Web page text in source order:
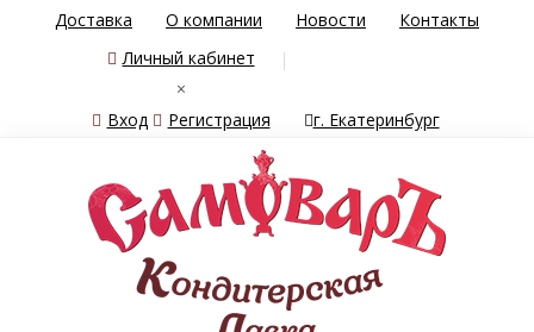
Доставка О компании Новости
Контакты
Личный кабинет
×
Вход
Регистрация г. Екатеринбург